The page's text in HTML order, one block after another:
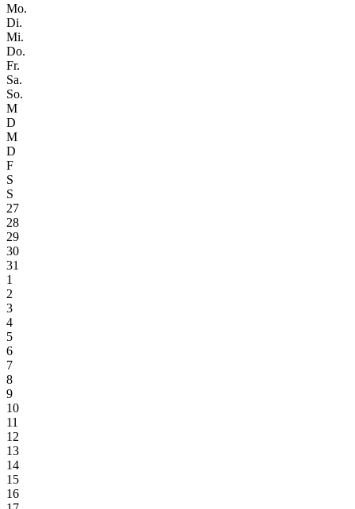
Mo.
Di.
Mi.
Do.
Fr.
Sa.
So.
M
D
M
D
F
S
S
27
28
29
30
31
1
2
3
4
5
6
7
8
9
10
11
12
13
14
15
16